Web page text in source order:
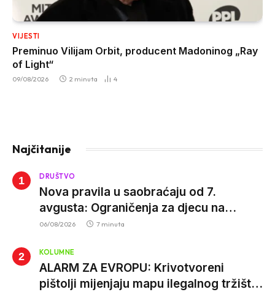
VIJESTI
Preminuo Vilijam Orbit, producent Madoninog „Ray
of Light“
09/08/2026 2 minuta 4
Najčitanije
DRUŠTVO
Nova pravila u saobraćaju od 7.
avgusta: Ograničenja za djecu na
trotinetima i mlade vozače, veće kazne
06/08/2026 7 minuta
KOLUMNE
ALARM ZA EVROPU: Krivotvoreni
pištolji mijenjaju mapu ilegalnog tržišta,